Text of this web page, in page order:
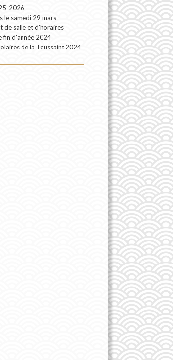
2026
le samedi 29 mars
de salle et d'horaires
fin d'année 2024
de la Toussaint 2024